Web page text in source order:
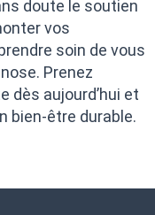
doute le soutien
vos
soin de vous
Prenez
dès aujourd’hui et
bien-être durable.